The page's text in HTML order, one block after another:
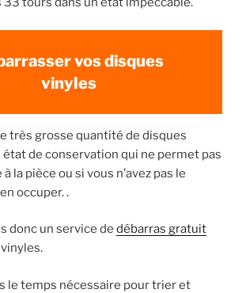
vos disques
vinyles
très grosse quantité de disques
état de conservation qui ne permet pas
la pièce ou si vous n’avez pas le
occuper. .
donc un service de débarras gratuit
le temps nécessaire pour trier et